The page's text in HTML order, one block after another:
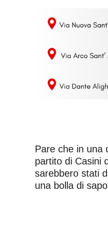
Pare che in una
partito di Casini
sarebbero stati
una bolla di